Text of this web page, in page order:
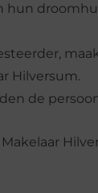
hun
Hilversum.
de